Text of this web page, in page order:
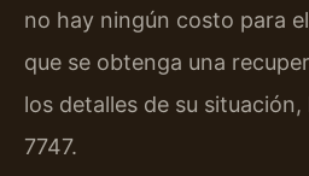
no hay ningún costo para
que se obtenga una
los detalles de su
7747.